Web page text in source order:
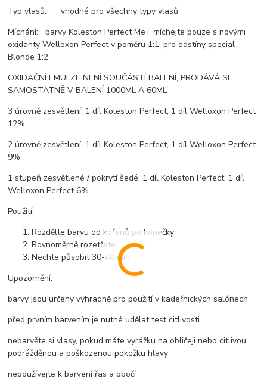
Typ vlasů: vhodné pro všechny typy vlasů
Míchání: barvy Koleston Perfect Me+ míchejte pouze s novými
oxidanty Welloxon Perfect v poměru 1:1, pro odstíny special
Blonde 1:2
OXIDAČNÍ EMULZE NENÍ SOUČÁSTÍ BALENÍ, PRODÁVÁ SE
SAMOSTATNĚ V BALENÍ 1000ML A 60ML
3 úrovně zesvětlení: 1 díl Koleston Perfect, 1 díl Welloxon Perfect
12%
2 úrovně zesvětlení: 1 díl Koleston Perfect, 1 díl Welloxon Perfect
9%
1 stupeň zesvětlené / pokrytí šedé: 1 díl Koleston Perfect, 1 díl
Welloxon Perfect 6%
Použití:
Rozdělte barvu od kořenů po konečky
Rovnoměrně rozetřete
Nechte působit 30-40 min
Upozornění:
barvy jsou určeny výhradně pro použití v kadeřnických salónech
před prvním barvením je nutné udělat test citlivosti
nebarvěte si vlasy, pokud máte vyrážku na obličeji nebo citlivou,
podrážděnou a poškozenou pokožku hlavy
nepoužívejte k barvení řas a obočí